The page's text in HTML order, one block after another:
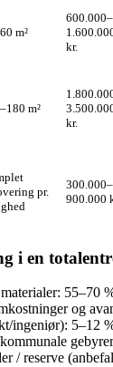
m²
600.000–
kr.
m²
kr.
pr.
300.000–
900.000
i en
55–70
og
ingeniør): 5–12
/ reserve